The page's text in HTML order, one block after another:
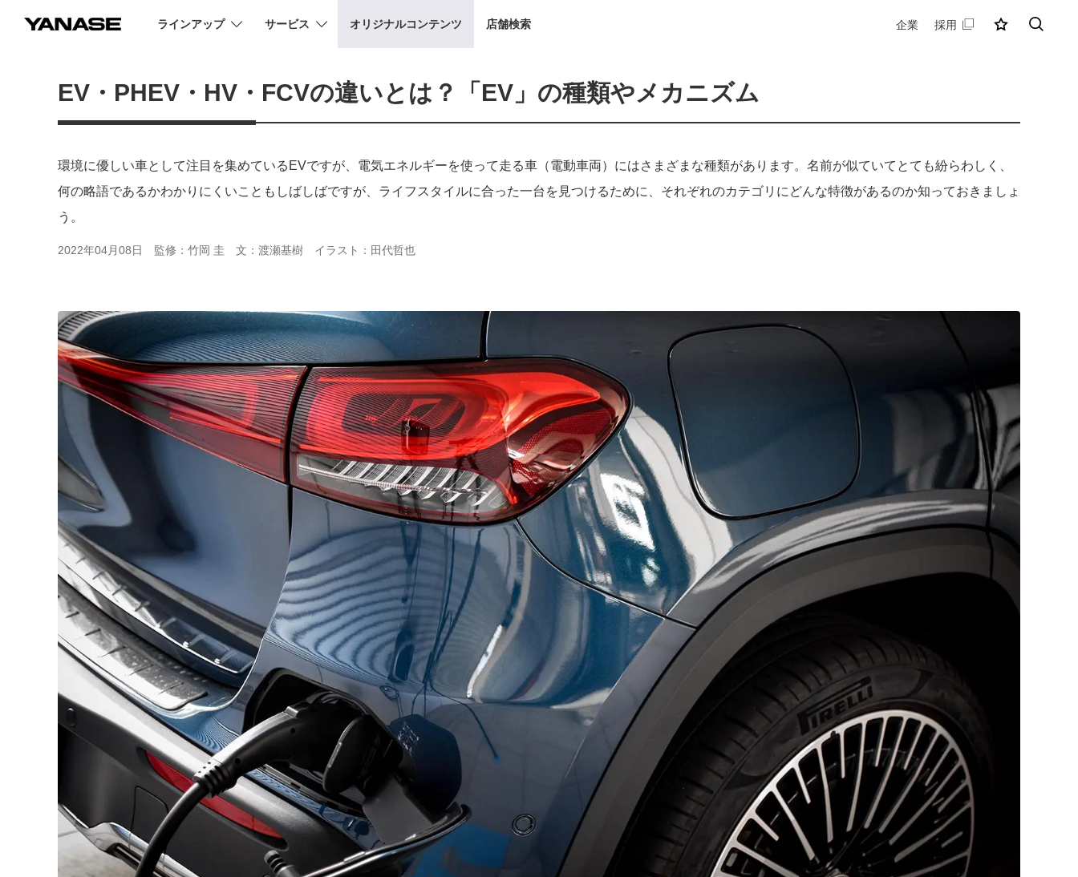
YANASE
ラインアップ サービス オリジナルコンテンツ 店舗検索 企業 採用 MY店舗
EV・PHEV・HV・FCVの違いとは？「EV」の種類やメカニズム
環境に優しい車として注目を集めているEVですが、電気エネルギーを使って走る車（電動車両）にはさまざまな種類があります。名前が似ていてとても紛らわしく、
何の略語であるかわかりにくいこともしばしばですが、ライフスタイルに合った一台を見つけるために、それぞれのカテゴリにどんな特徴があるのか知っておきましょ
う。
2022年04月08日 監修：竹岡 圭 文：渡瀬基樹 イラスト：田代哲也